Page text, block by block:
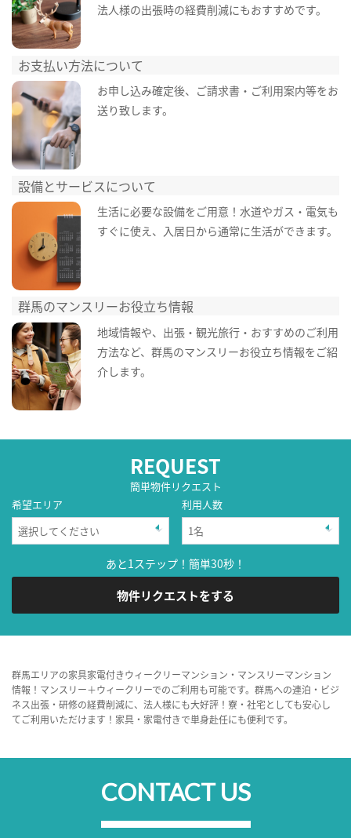
法人様の出張時の経費削減にもおすすめです。
お支払い方法について
お申し込み確定後、ご請求書・ご利用案内等をお
送り致します。
設備とサービスについて
生活に必要な設備をご用意！水道やガス・電気も
すぐに使え、入居日から通常に生活ができます。
群馬のマンスリーお役立ち情報
地域情報や、出張・観光旅行・おすすめのご利用
方法など、群馬のマンスリーお役立ち情報をご紹
介します。
REQUEST
簡単物件リクエスト
希望エリア
利用人数
あと1ステップ！簡単30秒！
物件リクエストをする
群馬エリアの家具家電付きウィークリーマンション・マンスリーマンション
情報！マンスリー＋ウィークリーでのご利用も可能です。群馬への連泊・ビジ
ネス出張・研修の経費削減に、法人様にも大好評！寮・社宅としても安心し
てご利用いただけます！家具・家電付きで単身赴任にも便利です。
CONTACT US